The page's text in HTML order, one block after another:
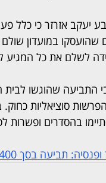
יעקב אזרזר כי כלל
שהועסקו במועדון
לשלם את כל המגיע
התביעה שהוגשו
סוציאליות
בהסדרים ופשרות
400 אלף שקל נגד מועדון "די בר" בהרצליה